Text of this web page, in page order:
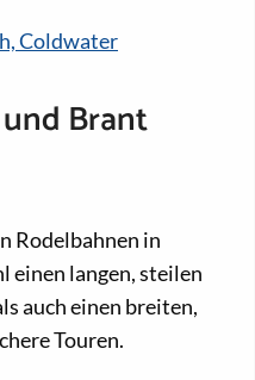
Coldwater
Brant
Rodelbahnen in
einen langen, steilen
auch einen breiten,
Touren.